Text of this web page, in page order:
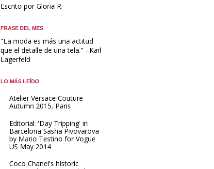
Escrito por Gloria R.
FRASE DEL MES
"La moda es más una actitud
que el detalle de una tela." –Karl
Lagerfeld
LO MÁS LEÍDO
Atelier Versace Couture
Autumn 2015, Paris
Editorial: 'Day Tripping' in
Barcelona Sasha Pivovarova
by Mario Testino for Vogue
US May 2014
Coco Chanel's historic